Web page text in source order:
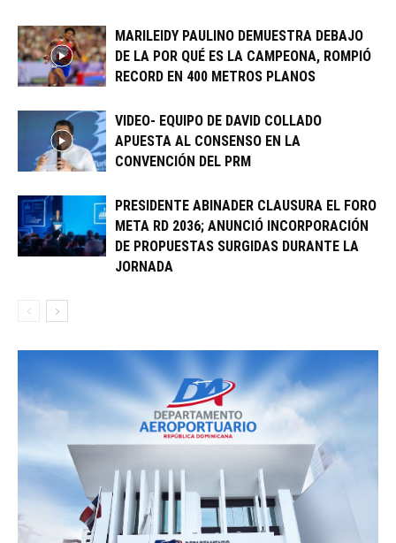
MARILEIDY PAULINO DEMUESTRA DEBAJO
DE LA POR QUÉ ES LA CAMPEONA, ROMPIÓ
RECORD EN 400 METROS PLANOS
VIDEO- EQUIPO DE DAVID COLLADO
APUESTA AL CONSENSO EN LA
CONVENCIÓN DEL PRM
PRESIDENTE ABINADER CLAUSURA EL FORO
META RD 2036; ANUNCIÓ INCORPORACIÓN
DE PROPUESTAS SURGIDAS DURANTE LA
JORNADA